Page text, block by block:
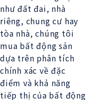
như đất đai, nhà
riêng, chung cư hay
tòa nhà, chúng tôi
mua bất động sản
dựa trên phân tích
chính xác về đặc
điểm và khả năng
tiếp thị của bất động